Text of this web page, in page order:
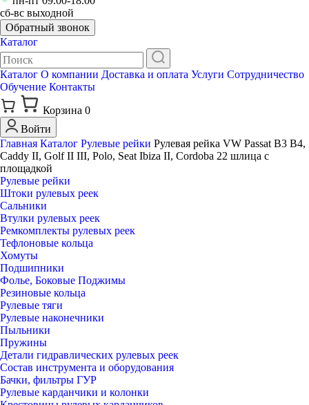
сб-вс выходной
Обратный звонок
Каталог
Каталог О компании Доставка и оплата Услуги Сотрудничество
Обучение Контакты
Корзина 0
Войти
Главная Каталог Рулевые рейки Рулевая рейка VW Passat B3 B4,
Caddy II, Golf II III, Polo, Seat Ibiza II, Cordoba 22 шлица с
площадкой
Рулевые рейки
Штоки рулевых реек
Сальники
Втулки рулевых реек
Ремкомплекты рулевых реек
Тефлоновые кольца
Хомуты
Подшипники
Фолье, Боковые Поджимы
Резиновые кольца
Рулевые тяги
Рулевые наконечники
Пыльники
Пружины
Детали гидравлических рулевых реек
Состав инструмента и оборудования
Бачки, фильтры ГУР
Рулевые карданчики и колонки